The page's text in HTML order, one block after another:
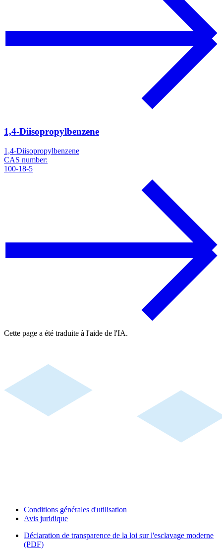
1,4-Diisopropylbenzene
1,4-Diisopropylbenzene
CAS number:
100-18-5
Cette page a été traduite à l'aide de l'IA.
Conditions générales d'utilisation
Avis juridique
Déclaration de transparence de la loi sur l'esclavage moderne
(PDF)